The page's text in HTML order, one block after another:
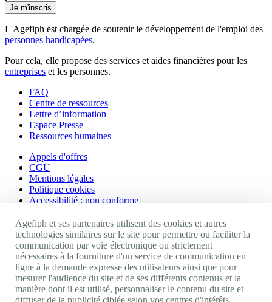
Je m'inscris
L'Agefiph est chargée de soutenir le développement de l'emploi des
personnes handicapées.
Pour cela, elle propose des services et aides financières pour les
entreprises et les personnes.
FAQ
Centre de ressources
Lettre d’information
Espace Presse
Ressources humaines
Appels d'offres
CGU
Mentions légales
Politique cookies
Accessibilité : non conforme
Nos autres sites
Site portail Agefiph
Activateur de progrès
Handinnov
Innovation et recherche
Université du RRH
Agefiph et ses partenaires utilisent des cookies et autres
technologies similaires sur le site pour permettre ou faciliter la
communication par voie électronique ou strictement
nécessaires à la fourniture d'un service de communication en
ligne à la demande expresse des utilisateurs ainsi que pour
mesurer l'audience du site et de ses différents contenus et la
manière dont il est utilisé, personnaliser le contenu du site et
diffuser de la publicité ciblée selon vos centres d'intérêts,